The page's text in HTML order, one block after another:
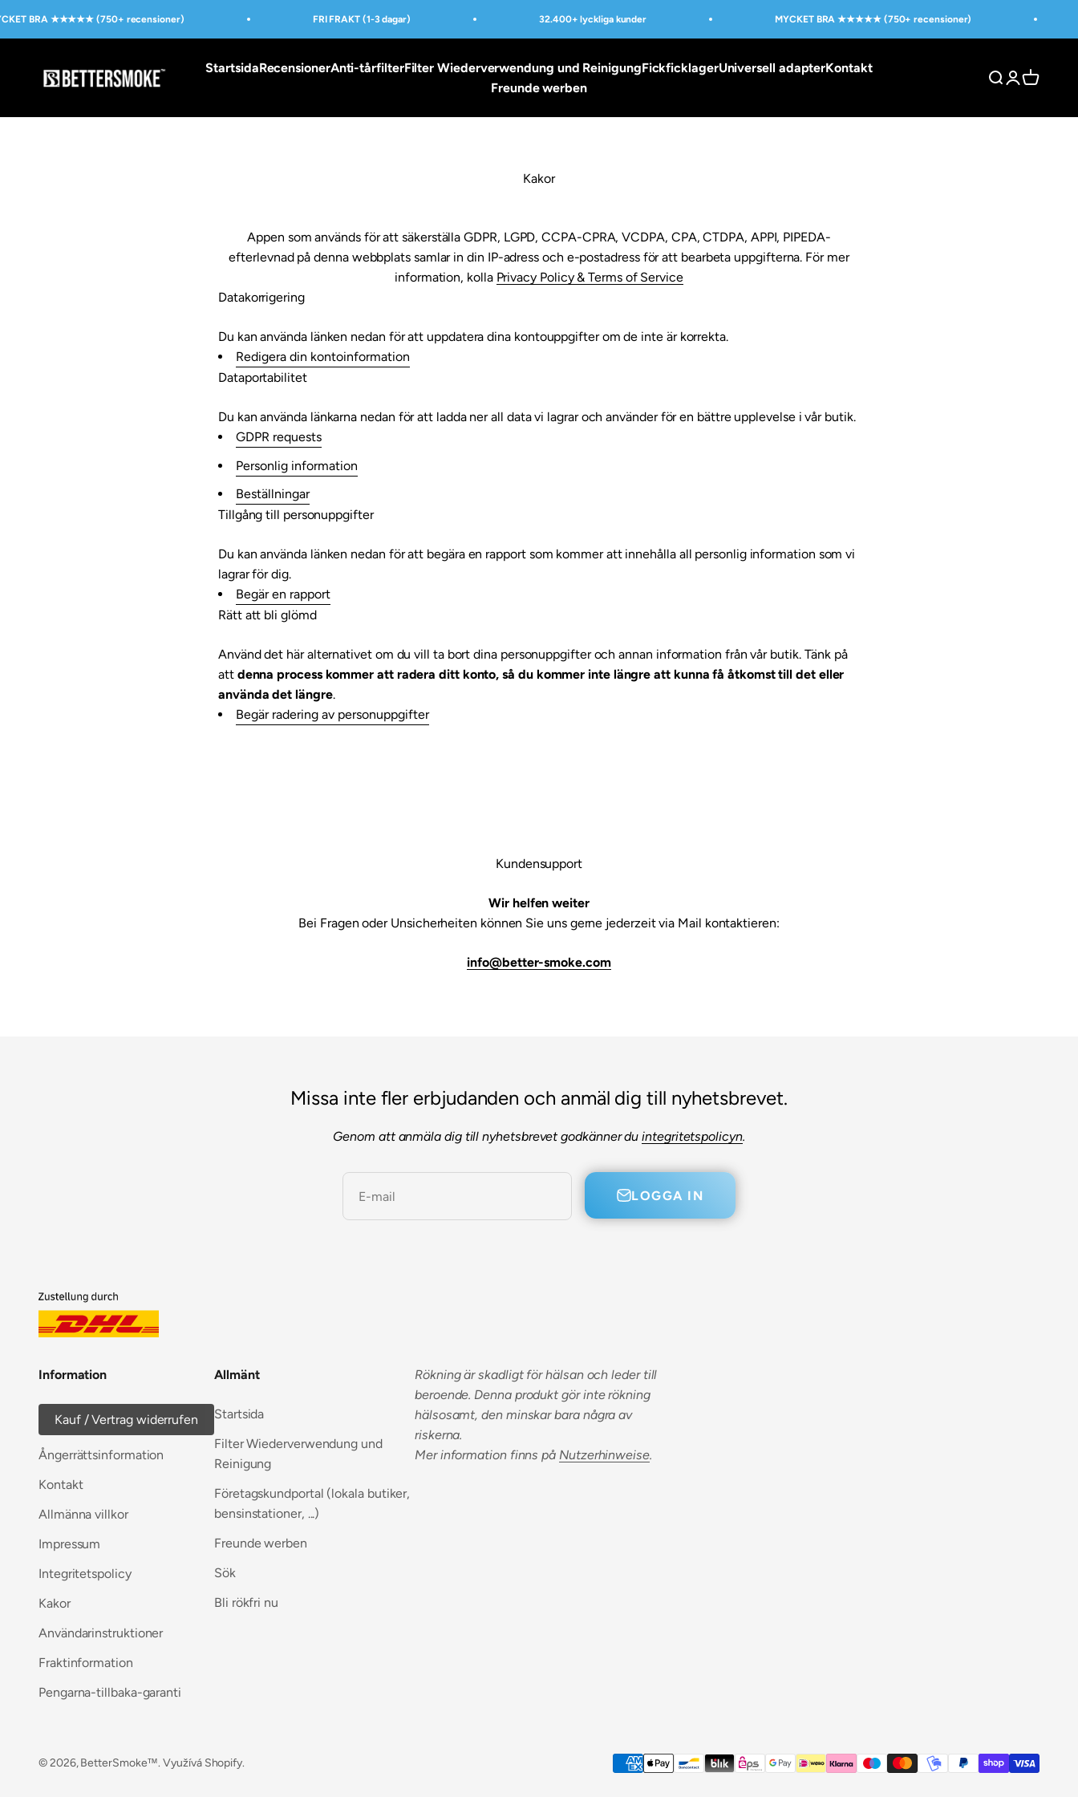
BRA ★★★★★ (750+ recensioner) FRI FRAKT (1-3 dagar) 32.400+ lyckliga kunder MYCKET BRA ★★★★★ (750+ recensioner)
StartsidaRecensionerAnti-tårfilterFilter Wiederverwendung und ReinigungFickficklagerUniversell adapterKontakt
Freunde werben
BetterSmoke™ OtevřítOtevřít
Otevřít
Kakor
Appen som används för att säkerställa GDPR, LGPD, CCPA-CPRA, VCDPA, CPA, CTDPA, APPI, PIPEDA-
efterlevnad på denna webbplats samlar in din IP-adress och e-postadress för att bearbeta uppgifterna. För mer
information, kolla Privacy Policy & Terms of Service
Datakorrigering
Du kan använda länken nedan för att uppdatera dina kontouppgifter om de inte är korrekta.
Redigera din kontoinformation
Dataportabilitet
Du kan använda länkarna nedan för att ladda ner all data vi lagrar och använder för en bättre upplevelse i vår butik.
GDPR requests
Personlig information
Beställningar
Tillgång till personuppgifter
Du kan använda länken nedan för att begära en rapport som kommer att innehålla all personlig information som vi
lagrar för dig.
Begär en rapport
Rätt att bli glömd
Använd det här alternativet om du vill ta bort dina personuppgifter och annan information från vår butik. Tänk på
att denna process kommer att radera ditt konto, så du kommer inte längre att kunna få åtkomst till det eller
använda det längre.
Begär radering av personuppgifter
Kundensupport
Wir helfen weiter
Bei Fragen oder Unsicherheiten können Sie uns gerne jederzeit via Mail kontaktieren:
info@better-smoke.com
Missa inte fler erbjudanden och anmäl dig till nyhetsbrevet.
Genom att anmäla dig till nyhetsbrevet godkänner duintegritetspolicyn.
E-mail LOGGA IN
Information
Kauf / Vertrag widerrufen
Ångerrättsinformation
Kontakt
Allmänna villkor
Impressum
Integritetspolicy
Kakor
Användarinstruktioner
Fraktinformation
Pengarna-tillbaka-garanti
Allmänt
Startsida
Filter Wiederverwendung und
Reinigung
Företagskundportal (lokala butiker,
bensinstationer, ...)
Freunde werben
Sök
Bli rökfri nu
Rökning är skadligt för hälsan och leder till
beroende. Denna produkt gör inte rökning
hälsosamt, den minskar bara några av
riskerna.
Mer information finns på Nutzerhinweise.
© 2026, BetterSmoke™. Využívá Shopify.